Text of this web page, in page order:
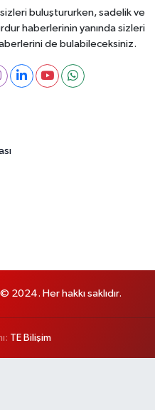
Toplayabilecek
buluştururken, sadelik ve
haberlerinin yanında sizleri
de bulabileceksiniz.
2024. Her hakkı saklıdır.
TE Bilişim